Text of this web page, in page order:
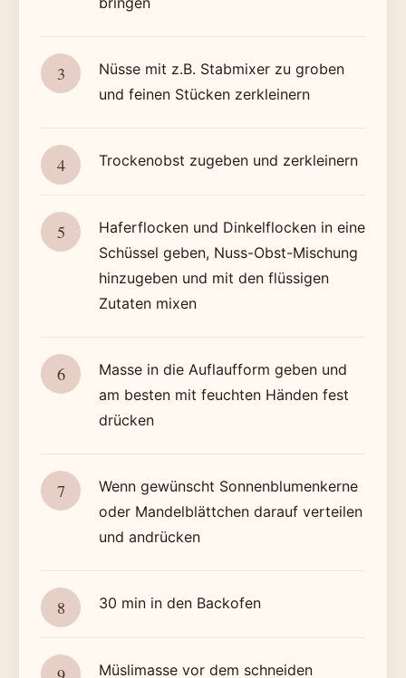
Nüsse mit z.B. Stabmixer zu groben
und feinen Stücken zerkleinern
Trockenobst zugeben und zerkleinern
Haferflocken und Dinkelflocken in eine
Schüssel geben, Nuss-Obst-Mischung
hinzugeben und mit den flüssigen
Zutaten mixen
Masse in die Auflaufform geben und
am besten mit feuchten Händen fest
drücken
Wenn gewünscht Sonnenblumenkerne
oder Mandelblättchen darauf verteilen
und andrücken
30 min in den Backofen
Müslimasse vor dem schneiden